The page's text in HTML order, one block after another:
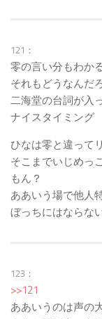
121：
零の言い分もわか
それもどうなんだ
二海堂の台詞が入
ナイスタイミング
ひなは零と違って
そこまでいじめっ
もん？
ああいう場で他人
ぼっちにはならな
123：
>>121
ああいうのは声の